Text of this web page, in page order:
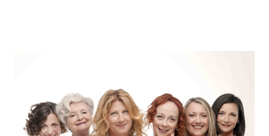
“Settembre dell’Accademia” dove si esibirà per il secondo anno
consecutivo. Il pubblico milanese avrà il piacere di applaudire i
giovani artisti della Baltic Sea Youth Philharmonic per la quarta